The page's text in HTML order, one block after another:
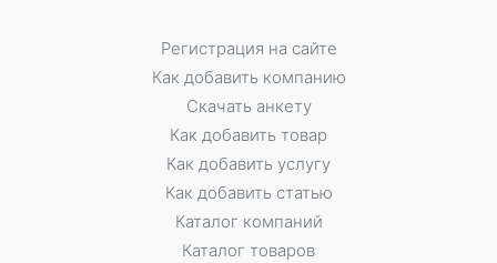
Регистрация на сайте
Как добавить компанию
Скачать анкету
Как добавить товар
Как добавить услугу
Как добавить статью
Каталог компаний
Каталог товаров